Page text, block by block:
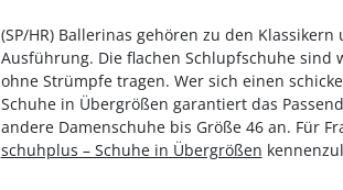
(SP/HR) Ballerinas gehören zu den
Ausführung. Die flachen Schlupfschuhe
ohne Strümpfe tragen. Wer sich einen
Schuhe in Übergrößen garantiert das
andere Damenschuhe bis Größe 46 an. Für
schuhplus – Schuhe in Übergrößen